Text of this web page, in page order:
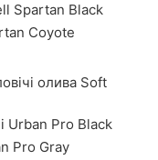
Spartan Black
Coyote
олива Soft
Urban Pro Black
Pro Gray